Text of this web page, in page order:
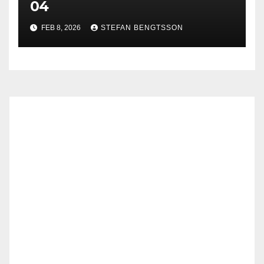
04
FEB 8, 2026 STEFAN BENGTSSON